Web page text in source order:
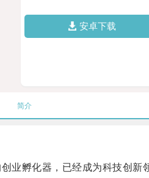
安卓下载
简介
孵化器，已经成为科技创新